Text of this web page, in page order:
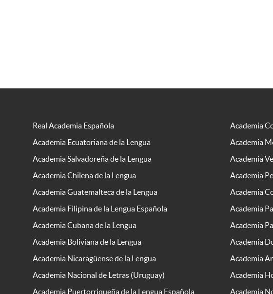
Real Academia Española
Academia
Academia Ecuatoriana de la Lengua
Academia
Academia Salvadoreña de la Lengua
Academia
Academia Chilena de la Lengua
Academia
Academia Guatemalteca de la Lengua
Academia
Academia Filipina de la Lengua Española
Academia
Academia Cubana de la Lengua
Academia
Academia Boliviana de la Lengua
Academia
Academia Nicaragüense de la Lengua
Academia
Academia Nacional de Letras (Uruguay)
Academia
Academia Puertorriqueña de la Lengua Española
Academia